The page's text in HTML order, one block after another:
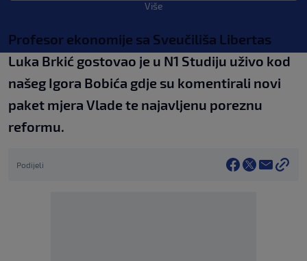
Više
Profesor ekonomije sa Sveučiliša Libertas
Luka Brkić gostovao je u N1 Studiju uživo kod
našeg Igora Bobića gdje su komentirali novi
paket mjera Vlade te najavljenu poreznu
reformu.
Podijeli